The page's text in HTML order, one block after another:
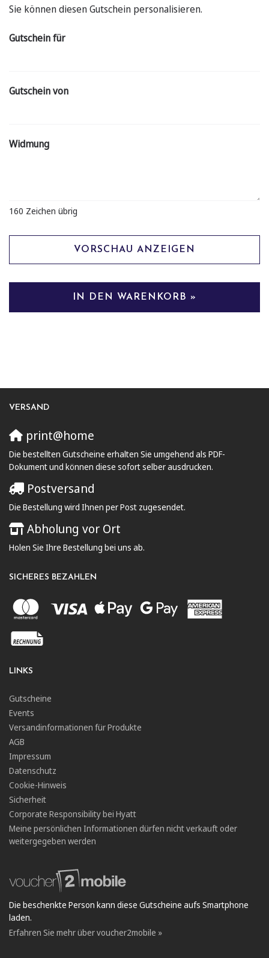
Sie können diesen Gutschein personalisieren.
Gutschein für
Gutschein von
Widmung
160 Zeichen übrig
VORSCHAU ANZEIGEN
IN DEN WARENKORB »
VERSAND
print@home
Die bestellten Gutscheine erhalten Sie umgehend als PDF-
Dokument und können diese sofort selber ausdrucken.
Postversand
Die Bestellung wird Ihnen per Post zugesendet.
Abholung vor Ort
Holen Sie Ihre Bestellung bei uns ab.
SICHERES BEZAHLEN
LINKS
Gutscheine
Events
Versandinformationen für Produkte
AGB
Impressum
Datenschutz
Cookie-Hinweis
Sicherheit
Corporate Responsibility bei Hyatt
Meine persönlichen Informationen dürfen nicht verkauft oder
weitergegeben werden
Die beschenkte Person kann diese Gutscheine aufs Smartphone
laden.
Erfahren Sie mehr über voucher2mobile »